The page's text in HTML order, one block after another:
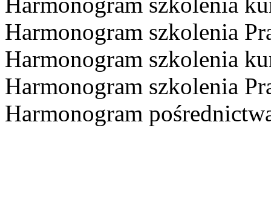
Harmonogram szkolenia
Harmonogram szkolenia
Harmonogram szkolenia
Harmonogram